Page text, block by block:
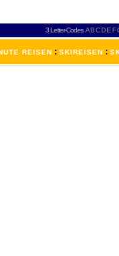
3 Letter-Codes ABCDEF
REISEN : SKIREISEN :